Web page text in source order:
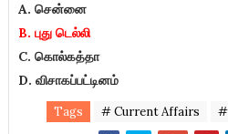
A. சென்னை
B. புது டெல்லி
C. கொல்கத்தா
D. விசாகப்பட்டினம்
Tags # Current Affairs #